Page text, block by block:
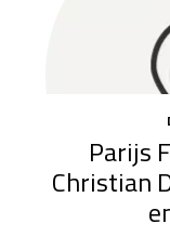
Parijs
Christian